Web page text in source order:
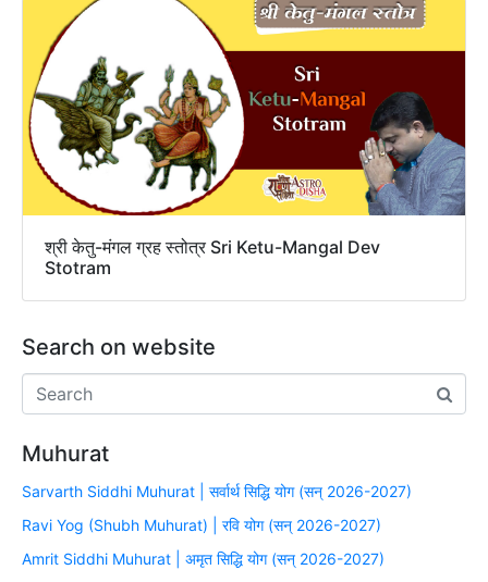
श्री केतु-मंगल ग्रह स्तोत्र Sri Ketu-Mangal Dev
Stotram
Search on website
Muhurat
Sarvarth Siddhi Muhurat | सर्वार्थ सिद्धि योग (सन् 2026-2027)
Ravi Yog (Shubh Muhurat) | रवि योग (सन् 2026-2027)
Amrit Siddhi Muhurat | अमृत सिद्धि योग (सन् 2026-2027)